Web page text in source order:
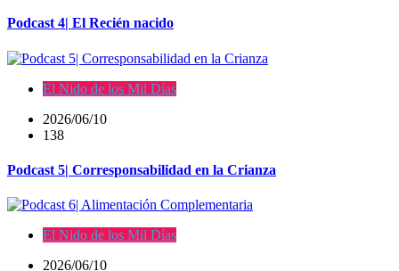
Podcast 4| El Recién nacido
El Nido de los Mil Días
2026/06/10
138
Podcast 5| Corresponsabilidad en la Crianza
El Nido de los Mil Días
2026/06/10